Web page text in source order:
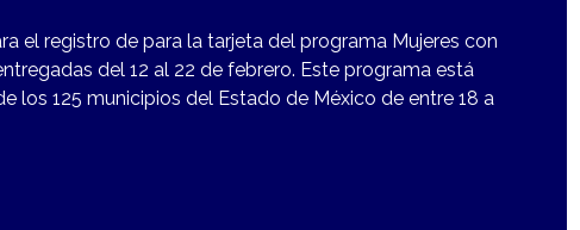
el registro de para la tarjeta del programa Mujeres con
del 12 al 22 de febrero. Este programa está
los 125 municipios del Estado de México de entre 18 a